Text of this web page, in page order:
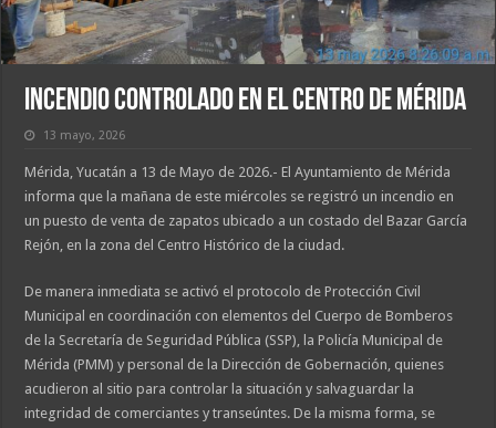
Incendio controlado en el centro de Mérida
13 mayo, 2026
Mérida, Yucatán a 13 de Mayo de 2026.- El Ayuntamiento de Mérida
informa que la mañana de este miércoles se registró un incendio en
un puesto de venta de zapatos ubicado a un costado del Bazar García
Rejón, en la zona del Centro Histórico de la ciudad.
De manera inmediata se activó el protocolo de Protección Civil
Municipal en coordinación con elementos del Cuerpo de Bomberos
de la Secretaría de Seguridad Pública (SSP), la Policía Municipal de
Mérida (PMM) y personal de la Dirección de Gobernación, quienes
acudieron al sitio para controlar la situación y salvaguardar la
integridad de comerciantes y transeúntes. De la misma forma, se